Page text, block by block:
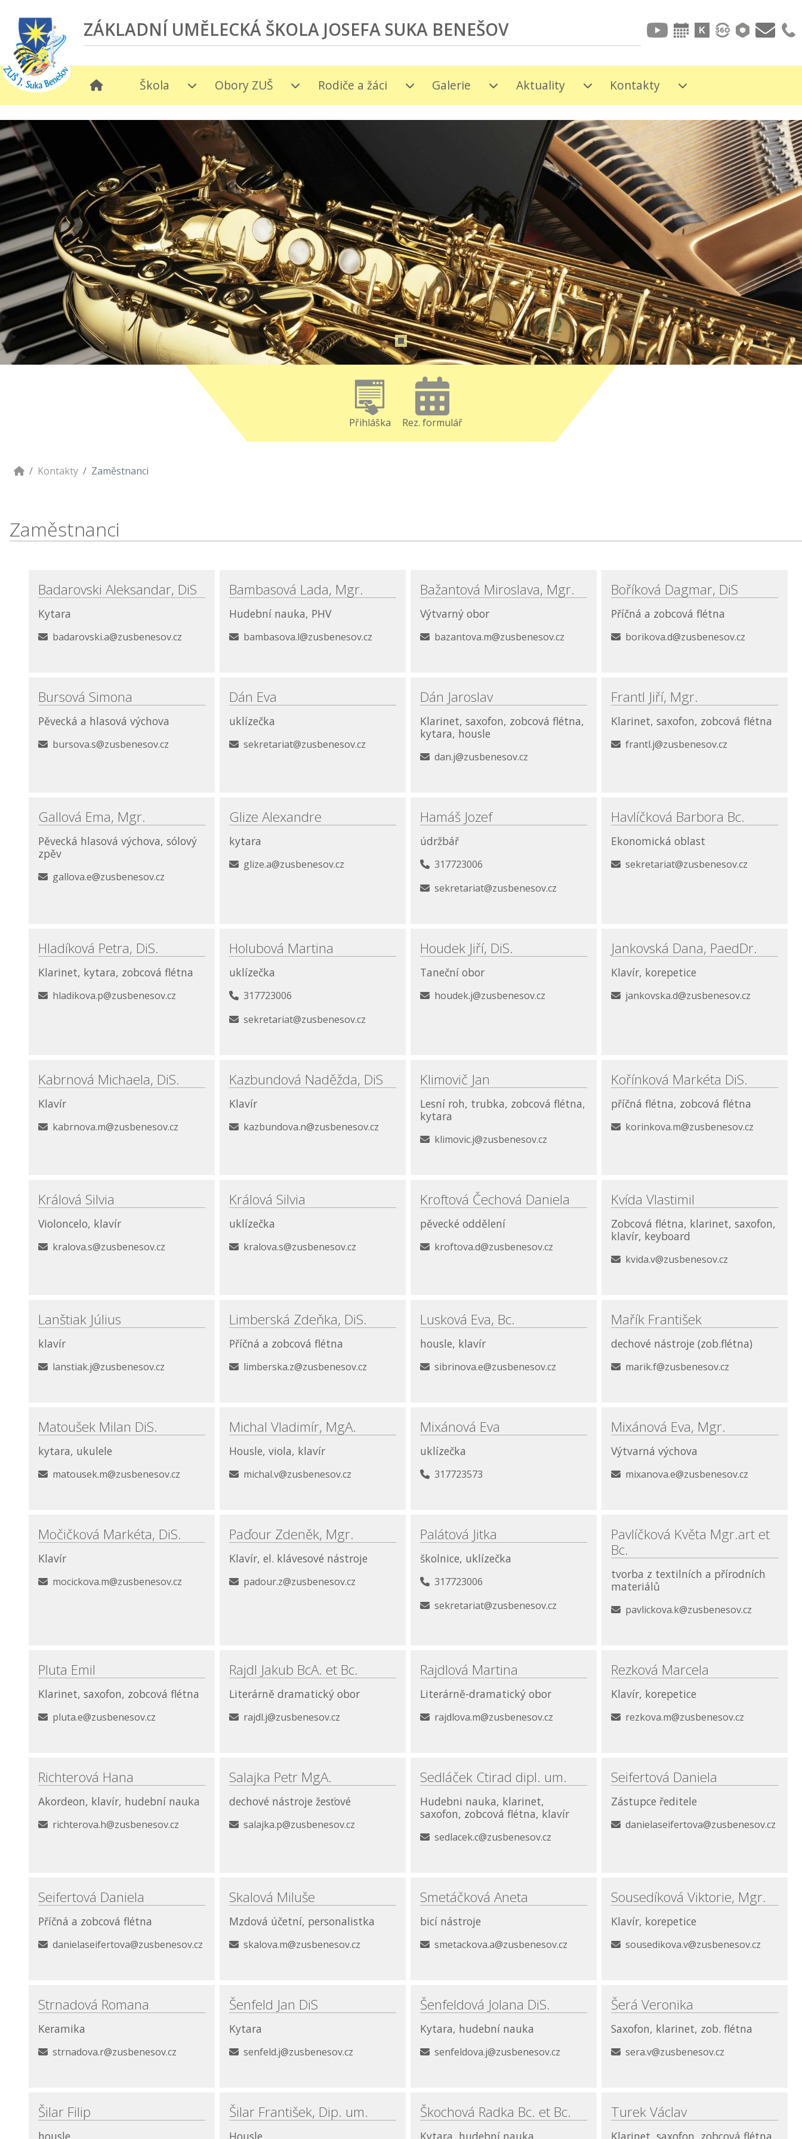
ZÁKLADNÍ UMĚLECKÁ ŠKOLA JOSEFA SUKA BENEŠOV
Škola Obory ZUŠ Rodiče a žáci Galerie Aktuality Kontakty
Přihláška Rez. formulář
Kontakty Zaměstnanci
Zaměstnanci
Badarovski Aleksandar, DiS
Kytara
badarovski.a@zusbenesov.cz
Bambasová Lada, Mgr.
Hudební nauka, PHV
bambasova.l@zusbenesov.cz
Bažantová Miroslava, Mgr.
Výtvarný obor
bazantova.m@zusbenesov.cz
Boříková Dagmar, DiS
Příčná a zobcová flétna
borikova.d@zusbenesov.cz
Bursová Simona
Pěvecká a hlasová výchova
bursova.s@zusbenesov.cz
Dán Eva
uklízečka
sekretariat@zusbenesov.cz
Dán Jaroslav
Klarinet, saxofon, zobcová flétna,
kytara, housle
dan.j@zusbenesov.cz
Frantl Jiří, Mgr.
Klarinet, saxofon, zobcová flétna
frantl.j@zusbenesov.cz
Gallová Ema, Mgr.
Pěvecká hlasová výchova, sólový
zpěv
gallova.e@zusbenesov.cz
Glize Alexandre
kytara
glize.a@zusbenesov.cz
Hamáš Jozef
údržbář
317723006
sekretariat@zusbenesov.cz
Havlíčková Barbora Bc.
Ekonomická oblast
sekretariat@zusbenesov.cz
Hladíková Petra, DiS.
Klarinet, kytara, zobcová flétna
hladikova.p@zusbenesov.cz
Holubová Martina
uklízečka
317723006
sekretariat@zusbenesov.cz
Houdek Jiří, DiS.
Taneční obor
houdek.j@zusbenesov.cz
Jankovská Dana, PaedDr.
Klavír, korepetice
jankovska.d@zusbenesov.cz
Kabrnová Michaela, DiS.
Klavír
kabrnova.m@zusbenesov.cz
Kazbundová Naděžda, DiS
Klavír
kazbundova.n@zusbenesov.cz
Klimovič Jan
Lesní roh, trubka, zobcová flétna,
kytara
klimovic.j@zusbenesov.cz
Kořínková Markéta DiS.
příčná flétna, zobcová flétna
korinkova.m@zusbenesov.cz
Králová Silvia
Violoncelo, klavír
kralova.s@zusbenesov.cz
Králová Silvia
uklízečka
kralova.s@zusbenesov.cz
Kroftová Čechová Daniela
pěvecké oddělení
kroftova.d@zusbenesov.cz
Kvída Vlastimil
Zobcová flétna, klarinet, saxofon,
klavír, keyboard
kvida.v@zusbenesov.cz
Lanštiak Július
klavír
lanstiak.j@zusbenesov.cz
Limberská Zdeňka, DiS.
Příčná a zobcová flétna
limberska.z@zusbenesov.cz
Lusková Eva, Bc.
housle, klavír
sibrinova.e@zusbenesov.cz
Mařík František
dechové nástroje (zob.flétna)
marik.f@zusbenesov.cz
Matoušek Milan DiS.
kytara, ukulele
matousek.m@zusbenesov.cz
Michal Vladimír, MgA.
Housle, viola, klavír
michal.v@zusbenesov.cz
Mixánová Eva
uklízečka
317723573
Mixánová Eva, Mgr.
Výtvarná výchova
mixanova.e@zusbenesov.cz
Močičková Markéta, DiS.
Klavír
mocickova.m@zusbenesov.cz
Paďour Zdeněk, Mgr.
Klavír, el. klávesové nástroje
padour.z@zusbenesov.cz
Palátová Jitka
školnice, uklízečka
317723006
sekretariat@zusbenesov.cz
Pavlíčková Květa Mgr.art et
Bc.
tvorba z textilních a přírodních
materiálů
pavlickova.k@zusbenesov.cz
Pluta Emil
Klarinet, saxofon, zobcová flétna
pluta.e@zusbenesov.cz
Rajdl Jakub BcA. et Bc.
Literárně dramatický obor
rajdl.j@zusbenesov.cz
Rajdlová Martina
Literárně-dramatický obor
rajdlova.m@zusbenesov.cz
Rezková Marcela
Klavír, korepetice
rezkova.m@zusbenesov.cz
Richterová Hana
Akordeon, klavír, hudební nauka
richterova.h@zusbenesov.cz
Salajka Petr MgA.
dechové nástroje žesťové
salajka.p@zusbenesov.cz
Sedláček Ctirad dipl. um.
Hudebni nauka, klarinet,
saxofon, zobcová flétna, klavír
sedlacek.c@zusbenesov.cz
Seifertová Daniela
Zástupce ředitele
danielaseifertova@zusbenesov.cz
Seifertová Daniela
Příčná a zobcová flétna
danielaseifertova@zusbenesov.cz
Skalová Miluše
Mzdová účetní, personalistka
skalova.m@zusbenesov.cz
Smetáčková Aneta
bicí nástroje
smetackova.a@zusbenesov.cz
Sousedíková Viktorie, Mgr.
Klavír, korepetice
sousedikova.v@zusbenesov.cz
Strnadová Romana
Keramika
strnadova.r@zusbenesov.cz
Šenfeld Jan DiS
Kytara
senfeld.j@zusbenesov.cz
Šenfeldová Jolana DiS.
Kytara, hudební nauka
senfeldova.j@zusbenesov.cz
Šerá Veronika
Saxofon, klarinet, zob. flétna
sera.v@zusbenesov.cz
Šilar Filip
housle
Šilar František, Dip. um.
Housle
Škochová Radka Bc. et Bc.
Kytara, hudební nauka
Turek Václav
Klarinet, saxofon, zobcová flétna,